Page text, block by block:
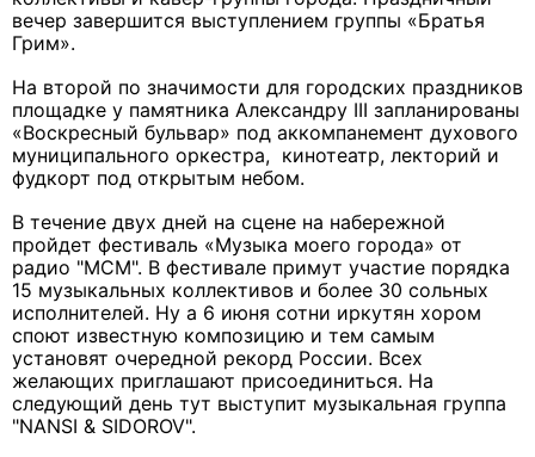
вечер завершится выступлением группы «Братья
Грим».
На второй по значимости для городских праздников
площадке у памятника Александру III запланированы
«Воскресный бульвар» под аккомпанемент духового
муниципального оркестра, кинотеатр, лекторий и
фудкорт под открытым небом.
В течение двух дней на сцене на набережной
пройдет фестиваль «Музыка моего города» от
радио "МСМ". В фестивале примут участие порядка
15 музыкальных коллективов и более 30 сольных
исполнителей. Ну а 6 июня сотни иркутян хором
споют известную композицию и тем самым
установят очередной рекорд России. Всех
желающих приглашают присоединиться. На
следующий день тут выступит музыкальная группа
"NANSI & SIDOROV".